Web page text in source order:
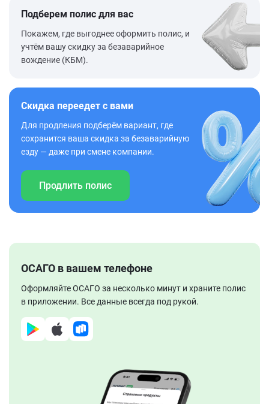
Подберем полис для вас
Покажем, где выгоднее оформить полис, и
учтём вашу скидку за безаварийное
вождение (КБМ).
Скидка переедет с вами
Для продления подберём вариант, где
сохранится ваша скидка за безаварийную
езду — даже при смене компании.
Продлить полис
ОСАГО в вашем телефоне
Оформляйте ОСАГО за несколько минут и храните полис
в приложении. Все данные всегда под рукой.